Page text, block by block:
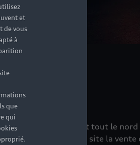
et
de vous
à
que
qui
Audi Brest dessert tout le nord
réunit sur un même site la vente